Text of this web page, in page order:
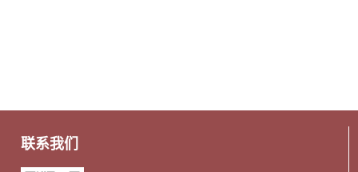
联系我们